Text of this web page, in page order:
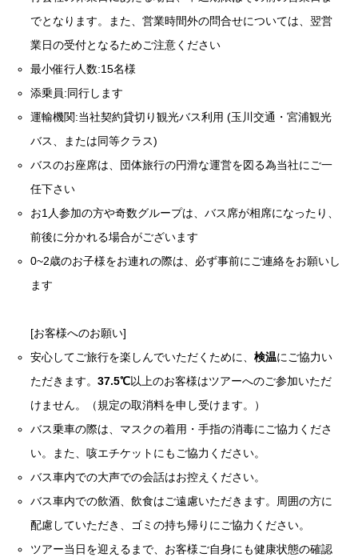
でとなります。また、営業時間外の問合せについては、翌営
業日の受付となるためご注意ください
最小催行人数:15名様
添乗員:同行します
運輸機関:当社契約貸切り観光バス利用 (玉川交通・宮浦観光
バス、または同等クラス)
バスのお座席は、団体旅行の円滑な運営を図る為当社にご一
任下さい
お1人参加の方や奇数グループは、バス席が相席になったり、
前後に分かれる場合がございます
0~2歳のお子様をお連れの際は、必ず事前にご連絡をお願いし
ます
[お客様へのお願い]
安心してご旅行を楽しんでいただくために、検温にご協力い
ただきます。37.5℃以上のお客様はツアーへのご参加いただ
けません。（規定の取消料を申し受けます。）
バス乗車の際は、マスクの着用・手指の消毒にご協力くださ
い。また、咳エチケットにもご協力ください。
バス車内での大声での会話はお控えください。
バス車内での飲酒、飲食はご遠慮いただきます。周囲の方に
配慮していただき、ゴミの持ち帰りにご協力ください。
ツアー当日を迎えるまで、お客様ご自身にも健康状態の確認